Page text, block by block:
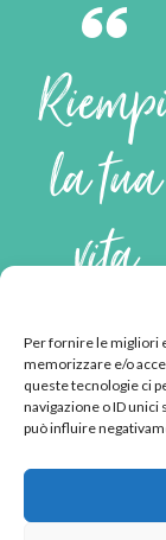
Per fornire le migliori
memorizzare e/o
queste tecnologie ci
navigazione o ID
può influire
la tua
vita
di